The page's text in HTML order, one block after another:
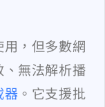
，但多數網
無法解析播
載器 。它支援批